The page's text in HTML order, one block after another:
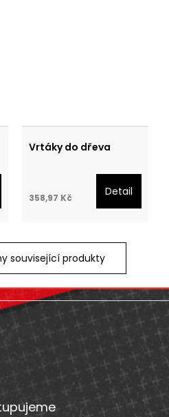
Vrtáky do dřeva
358,97 Kč Detail
související produkty